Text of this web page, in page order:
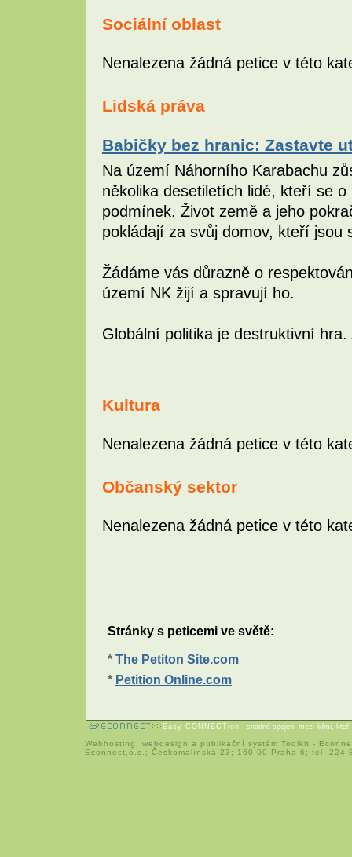
Sociální oblast
Nenalezena žádná petice v této
Lidská práva
Babičky bez hranic: Zastavte
Na území Náhorního Karabachu
několika desetiletích lidé, kteří se
podmínek. Život země a jeho
pokládají za svůj domov, kteří jsou
Žádáme vás důrazně o
území NK žijí a spravují ho.
Globální politika je destruktivní
Kultura
Nenalezena žádná petice v této
Občanský sektor
Nenalezena žádná petice v této
Stránky s peticemi ve světě:
* The Petiton Site.com
* Petition Online.com
Easy CONNECTion - snadné spojení mezi lidmi,
Webhosting webdesign a publikační systém Toolkit -
Econnect,o.s.; Českomalínská 23; 160 00 Praha 6; tel: 224